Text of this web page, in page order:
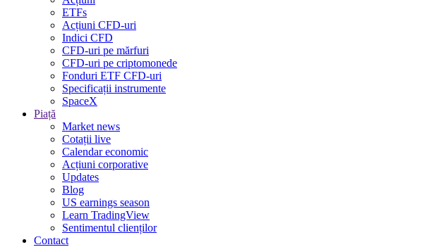
ETFs
Acțiuni CFD-uri
Indici CFD
CFD-uri pe mărfuri
CFD-uri pe criptomonede
Fonduri ETF CFD-uri
Specificații instrumente
SpaceX
Piață
Market news
Cotații live
Calendar economic
Acțiuni corporative
Updates
Blog
US earnings season
Learn TradingView
Sentimentul clienților
Contact